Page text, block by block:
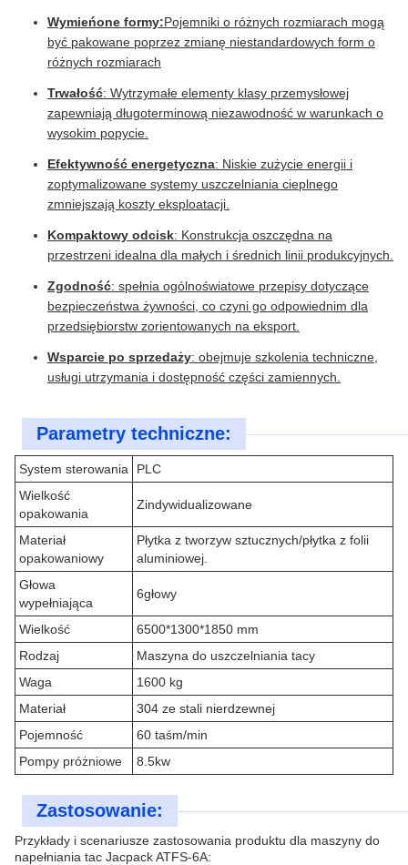
Wymieńone formy:Pojemniki o różnych rozmiarach mogą
być pakowane poprzez zmianę niestandardowych form o
różnych rozmiarach
Trwałość: Wytrzymałe elementy klasy przemysłowej
zapewniają długoterminową niezawodność w warunkach o
wysokim popycie.
Efektywność energetyczna: Niskie zużycie energii i
zoptymalizowane systemy uszczelniania cieplnego
zmniejszają koszty eksploatacji.
Kompaktowy odcisk: Konstrukcja oszczędna na
przestrzeni idealna dla małych i średnich linii produkcyjnych.
Zgodność: spełnia ogólnoświatowe przepisy dotyczące
bezpieczeństwa żywności, co czyni go odpowiednim dla
przedsiębiorstw zorientowanych na eksport.
Wsparcie po sprzedaży: obejmuje szkolenia techniczne,
usługi utrzymania i dostępność części zamiennych.
Parametry techniczne:
System sterowania
PLC
Wielkość
opakowania
Zindywidualizowane
Materiał
opakowaniowy
Płytka z tworzyw sztucznych/płytka z folii
aluminiowej.
Głowa
wypełniająca
6głowy
Wielkość
6500*1300*1850 mm
Rodzaj
Maszyna do uszczelniania tacy
Waga
1600 kg
Materiał
304 ze stali nierdzewnej
Pojemność
60 taśm/min
Pompy próżniowe
8.5kw
Zastosowanie:
Przykłady i scenariusze zastosowania produktu dla maszyny do
napełniania tac Jacpack ATFS-6A: